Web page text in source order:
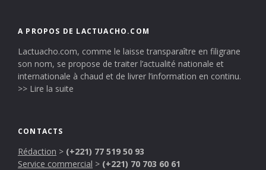
A PROPOS DE LACTUACHO.COM
Lactuacho.com, comme le laisse transparaître en filigrane
son nom, se propose de traiter l’actualité nationale et
internationale à chaud et de livrer l’information en continu.
>> Lire la suite
CONTACTS
Rédaction > (+221) 77 519 50 93
Service commercial > (+221) 70 703 60 61